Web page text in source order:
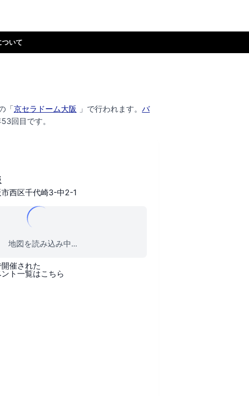
ついて
「京セラドーム大阪 」で行われます。 バ
回目です。
西区千代崎3-中2-1
地図を読み込み中...
開催された
ト一覧はこちら